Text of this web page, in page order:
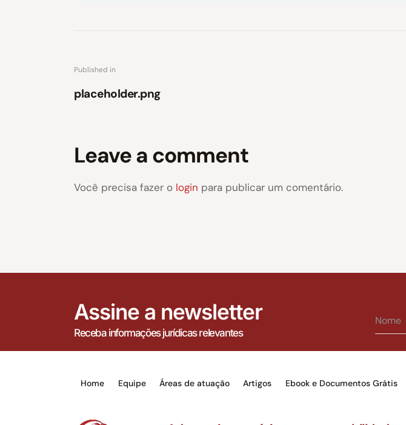
Published in
placeholder.png
Leave a comment
Você precisa fazer o login para publicar um comentário.
Assine a newsletter
Receba informações jurídicas relevantes
Home Equipe Áreas de atuação Artigos Ebook e Documentos Grátis